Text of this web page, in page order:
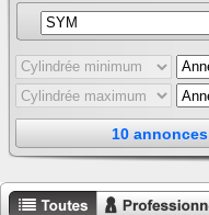
10 annonces